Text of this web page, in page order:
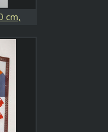
cm,
sullo
testa